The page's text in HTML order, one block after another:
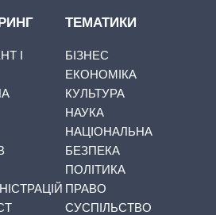
І
ТЕМАТИКИ
БІЗНЕС
ЕКОНОМІКА
КУЛЬТУРА
НАУКА
НАЦІОНАЛЬНА
БЕЗПЕКА
ПОЛІТИКА
ПРАВО
СУСПІЛЬСТВО